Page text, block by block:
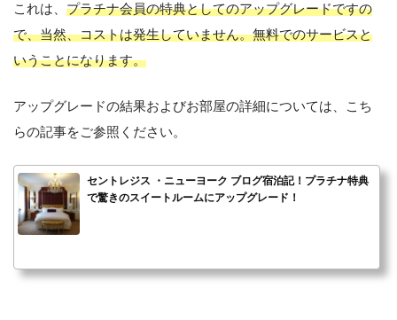
これは、 プラチナ会員の特典としてのアップグレードですの
で、当然、コストは発生していません。無料でのサービスと
いうことになります。
アップグレードの結果およびお部屋の詳細については、こち
らの記事をご参照ください。
セントレジス ・ニューヨーク ブログ宿泊記！プラチナ特典
で驚きのスイートルームにアップグレード！